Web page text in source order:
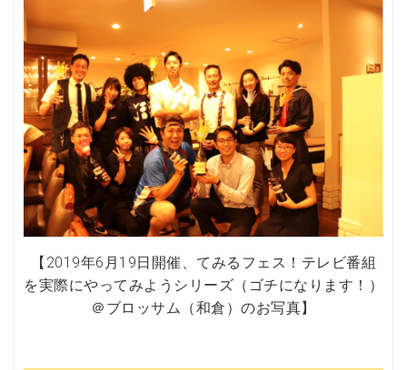
【2019年6月19日開催、てみるフェス！テレビ番組
を実際にやってみようシリーズ（ゴチになります！）
＠ブロッサム（和倉）のお写真】